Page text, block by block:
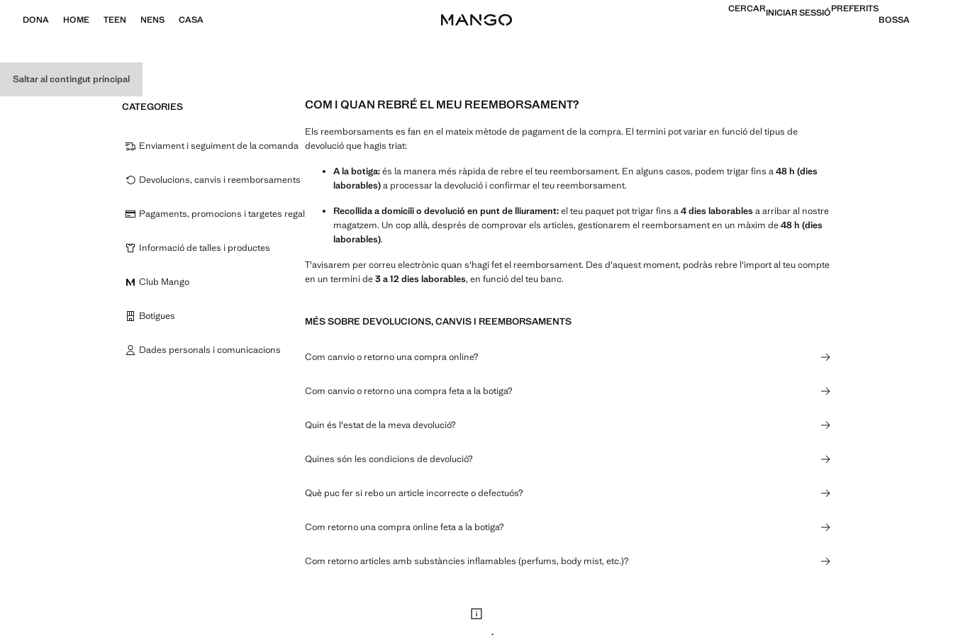
Saltar al contingut principal
DONA HOME TEEN NENS CASA
CERCARINICIAR SESSIÓPREFERITS
BOSSA
COM I QUAN REBRÉ EL MEU REEMBORSAMENT?
Els reemborsaments es fan en el mateix mètode de pagament de la compra. El termini pot variar en funció del tipus de
devolució que hagis triat:
A la botiga:és la manera més ràpida de rebre el teu reemborsament. En alguns casos, podem trigar fins a48 h (dies
laborables)a processar la devolució i confirmar el teu reemborsament.
Recollida a domicili o devolució en punt de lliurament:el teu paquet pot trigar fins a4dies laborablesa arribar al nostre
magatzem. Un cop allà, després de comprovar els articles, gestionarem el reemborsament en un màxim de48 h (dies
laborables).
T'avisarem per correu electrònic quan s'hagi fet el reemborsament. Des d'aquest moment, podràs rebre l'import al teu compte
en un termini de3 a 12 dies laborables, en funció del teu banc.
MÉS SOBRE DEVOLUCIONS, CANVIS I REEMBORSAMENTS
Com canvio o retorno una compra online?
Com canvio o retorno una compra feta a la botiga?
Quin és l'estat de la meva devolució?
Quines són les condicions de devolució?
Què puc fer si rebo un article incorrecte o defectuós?
Com retorno una compra online feta a la botiga?
Com retorno articles amb substàncies inflamables (perfums, body mist, etc.)?
CATEGORIES
Enviament i seguiment de la comanda
Devolucions, canvis i reemborsaments
Pagaments, promocions i targetes regal
Informació de talles i productes
Club Mango
Botigues
Dades personals i comunicacions